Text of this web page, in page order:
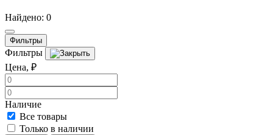
Найдено: 0
Фильтры
Фильтры
Цена, ₽
Наличие
Все товары
Только в наличии